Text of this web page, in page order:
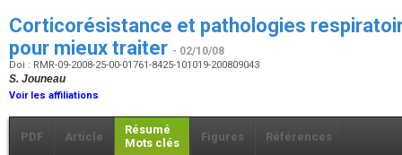
Corticorésistance et pathologies
pour mieux traiter - 02/10/08
Doi : RMR-09-2008-25-00-01761-8425-101019-200809043
S. Jouneau
Voir les affiliations
PDF Article
Résumé
Mots clés
Figures Références